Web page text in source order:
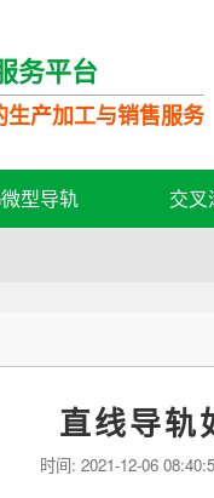
务平台
产加工与销售服务
型导轨 交
直线导轨
时间: 2021-12-06